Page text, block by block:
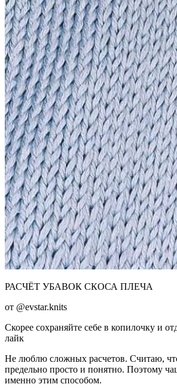
РАСЧЁТ УБАВОК СКОСА ПЛЕЧА
от @evstar.knits
Скорее сохраняйте себе в копилочку и
лайк
Не люблю сложных расчетов. Считаю,
предельно просто и понятно. Поэтому
именно этим способом.